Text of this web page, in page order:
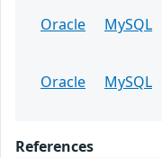
Oracle
MySQL
Oracle
MySQL
References